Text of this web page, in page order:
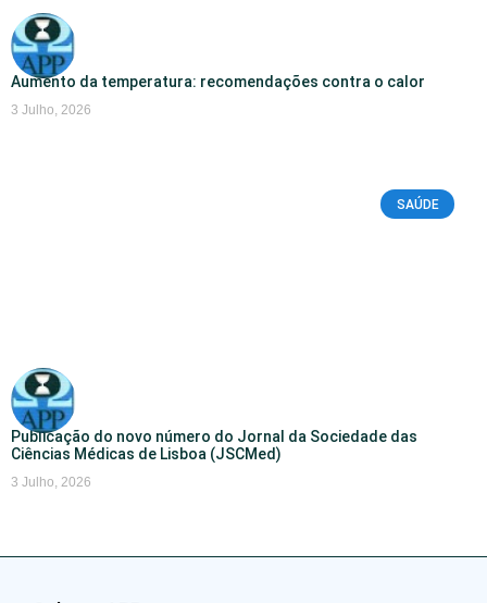
Aumento da temperatura: recomendações contra o calor
3 Julho, 2026
SAÚDE
Publicação do novo número do Jornal da Sociedade das
Ciências Médicas de Lisboa (JSCMed)
3 Julho, 2026